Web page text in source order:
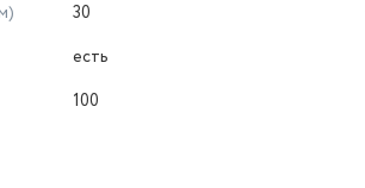
30
есть
100